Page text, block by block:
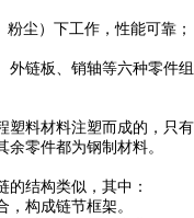
尘）下工作，性能可靠；
外链板、销轴等六种零件组
塑料材料注塑而成的，只有
零件都为钢制材料。
的结构类似，其中：
构成链节框架。